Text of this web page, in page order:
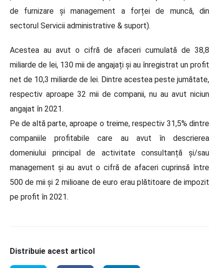
de furnizare și management a forței de muncă, din
sectorul Servicii administrative & suport).
Acestea au avut o cifră de afaceri cumulată de 38,8
miliarde de lei, 130 mii de angajați și au înregistrat un profit
net de 10,3 miliarde de lei. Dintre acestea peste jumătate,
respectiv aproape 32 mii de companii, nu au avut niciun
angajat în 2021.
Pe de altă parte, aproape o treime, respectiv 31,5% dintre
companiile profitabile care au avut în descrierea
domeniului principal de activitate consultanță și/sau
management și au avut o cifră de afaceri cuprinsă între
500 de mii și 2 milioane de euro erau plătitoare de impozit
pe profit în 2021.
Distribuie acest articol